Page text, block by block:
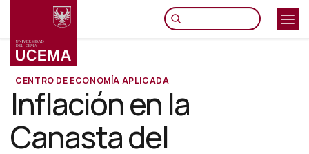
principal
CENTRO DE ECONOMÍA APLICADA
Inflación en la
Canasta del